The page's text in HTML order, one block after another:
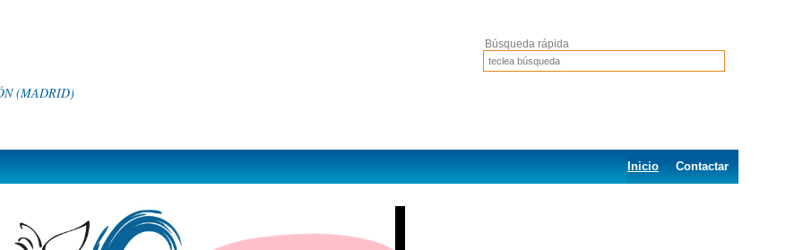
(MADRID)
Búsqueda rápida
Inicio Contactar